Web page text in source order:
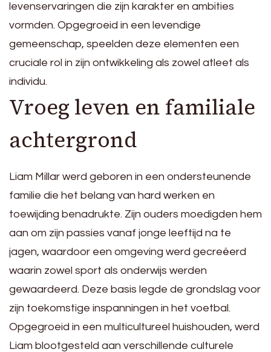
levenservaringen die zijn karakter en ambities
vormden. Opgegroeid in een levendige
gemeenschap, speelden deze elementen een
cruciale rol in zijn ontwikkeling als zowel atleet als
individu.
Vroeg leven en familiale
achtergrond
Liam Millar werd geboren in een ondersteunende
familie die het belang van hard werken en
toewijding benadrukte. Zijn ouders moedigden hem
aan om zijn passies vanaf jonge leeftijd na te
jagen, waardoor een omgeving werd gecreëerd
waarin zowel sport als onderwijs werden
gewaardeerd. Deze basis legde de grondslag voor
zijn toekomstige inspanningen in het voetbal.
Opgegroeid in een multicultureel huishouden, werd
Liam blootgesteld aan verschillende culturele